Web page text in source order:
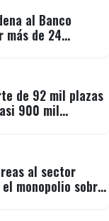
al Banco
más de 24
de 92 mil plazas
900 mil
al sector
monopolio sobre